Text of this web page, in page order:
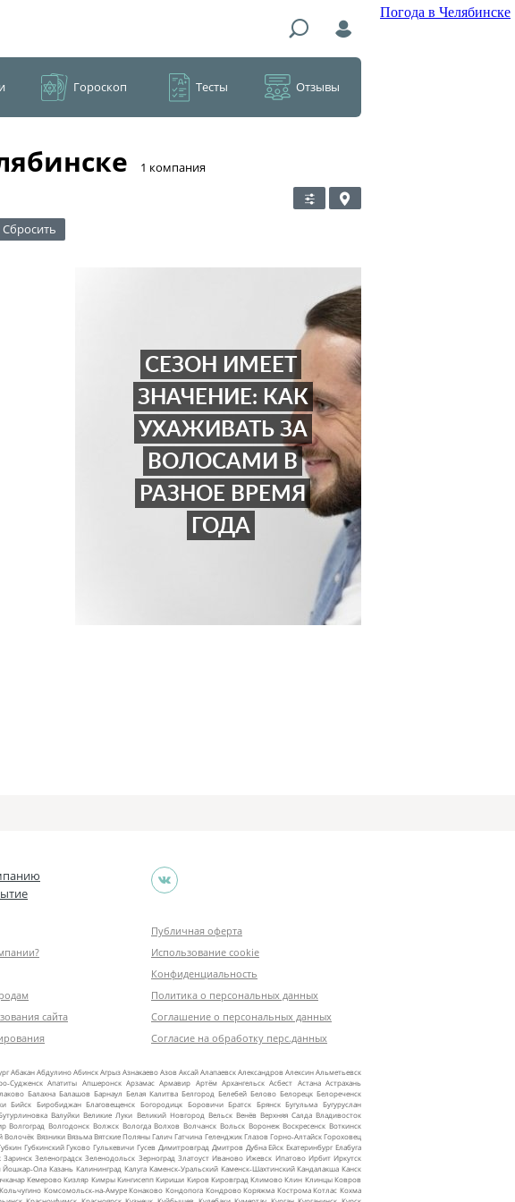
Погода в Челябинске
Гороскоп Тесты Отзывы
​1 компания
Сбросить
СЕЗОН ИМЕЕТ
ЗНАЧЕНИЕ: КАК
УХАЖИВАТЬ ЗА
ВОЛОСАМИ В
РАЗНОЕ ВРЕМЯ
ГОДА
сайта
Публичная оферта
Использование cookie
Конфиденциальность
Политика о персональных данных
Соглашение о персональных данных
Согласие на обработку перс.данных
АбаканАбдулиноАбинскАгрызАзнакаевоАзовАксайАлапаевскАлександровАлексинАльметьевск
Апатиты Апшеронск Арзамас Армавир Артём Архангельск Асбест Астана Астрахань
Балахна Балашов Барнаул Белая Калитва Белгород Белебей Белово Белорецк Белореченск
Бийск Биробиджан Благовещенск Богородицк Боровичи Братск Брянск Бугульма Бугуруслан
Валуйки Великие Луки Великий Новгород Вельск Венёв Верхняя Салда Владивосток
Волгоград Волгодонск Волжск Вологда Волхов Волчанск Вольск Воронеж Воскресенск Воткинск
Волочёк Вязники Вязьма Вятские Поляны Галич Гатчина Геленджик Глазов Горно‑АлтайскГороховец
Губкинский Гуково Гулькевичи Гусев Димитровград Дмитров Дубна Ейск Екатеринбург Елабуга
Заринск Зеленоградск Зеленодольск Зерноград Златоуст Иваново Ижевск Ипатово Ирбит Иркутск
Йошкар‑Ола Казань Калининград Калуга Каменск‑Уральский Каменск‑Шахтинский Кандалакша Канск
Кемерово Кизляр Кимры Кингисепп Кириши Киров Кировград Климово Клин Клинцы Ковров
Кольчугино Комсомольск‑на‑Амуре Конаково Кондопога Кондрово Коряжма Кострома Котлас Кохма